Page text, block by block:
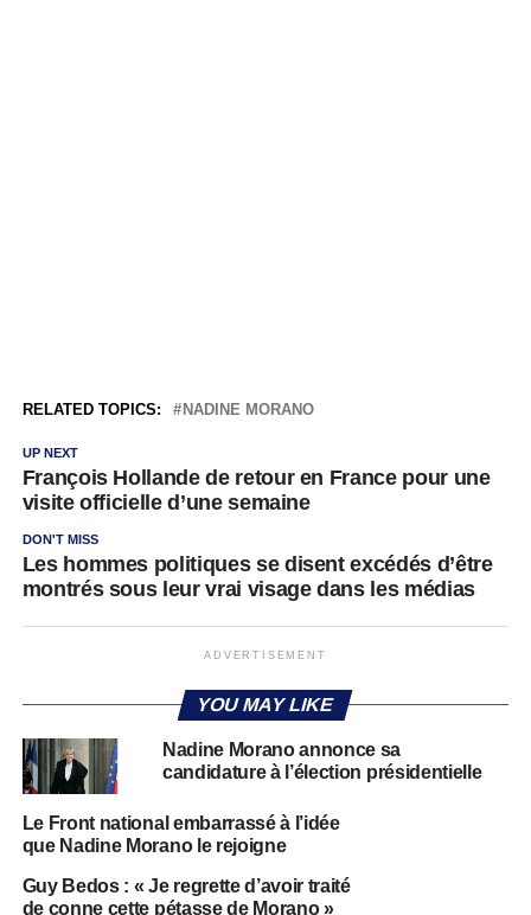
RELATED TOPICS: NADINE MORANO
UP NEXT
François Hollande de retour en France pour une
visite officielle d’une semaine
DON'T MISS
Les hommes politiques se disent excédés d’être
montrés sous leur vrai visage dans les médias
ADVERTISEMENT
YOU MAY LIKE
Nadine Morano annonce sa
candidature à l’élection présidentielle
Le Front national embarrassé à l’idée
que Nadine Morano le rejoigne
Guy Bedos : « Je regrette d’avoir traité
de conne cette pétasse de Morano »